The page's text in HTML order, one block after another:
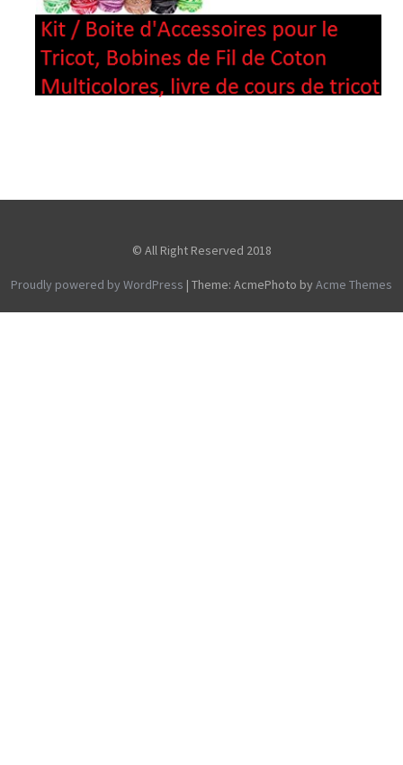
© All Right Reserved 2018
Proudly powered by WordPress | Theme: AcmePhoto by Acme Themes